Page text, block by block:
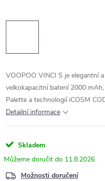
VOOPOO VINCI S je elegantní
velkokapacitní baterií 2000
Palette a technologií iCOSM
Detailní informace
Skladem
11.8.2026
Možnosti doručení